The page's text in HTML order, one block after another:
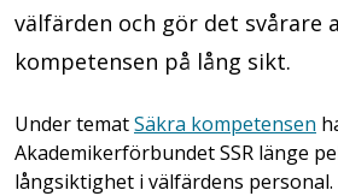
välfärden och gör det svårare
kompetensen på lång sikt.
Under tematSäkra kompetensen
Akademikerförbundet SSR länge
långsiktighet i välfärdens personal.